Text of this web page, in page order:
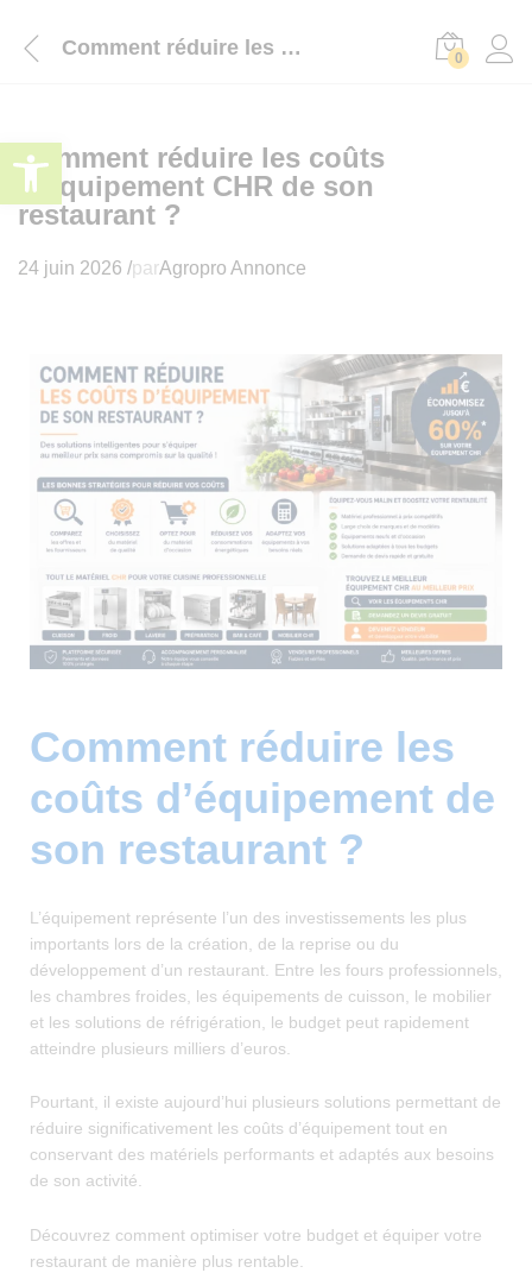
Comment réduire les coûts d’équipement CHR de son restaurant ? 0
Comment réduire les coûts
d’équipement CHR de son
restaurant ?
24 juin 2026 /parAgropro Annonce
Comment réduire les
coûts d’équipement de
son restaurant ?
L’équipement représente l’un des investissements les plus
importants lors de la création, de la reprise ou du
développement d’un restaurant. Entre les fours professionnels,
les chambres froides, les équipements de cuisson, le mobilier
et les solutions de réfrigération, le budget peut rapidement
atteindre plusieurs milliers d’euros.
Pourtant, il existe aujourd’hui plusieurs solutions permettant de
réduire significativement les coûts d’équipement tout en
conservant des matériels performants et adaptés aux besoins
de son activité.
Découvrez comment optimiser votre budget et équiper votre
restaurant de manière plus rentable.
Ouvrir la barre d’outils